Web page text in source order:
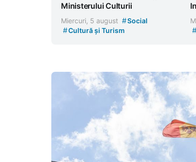
Ministerului Culturii
Miercuri, 5 august #Social
#Cultură și Turism #